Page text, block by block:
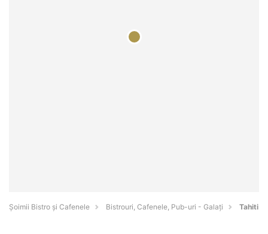
Șoimii Bistro și Cafenele Bistrouri, Cafenele, Pub-uri - Galaţi Tahiti